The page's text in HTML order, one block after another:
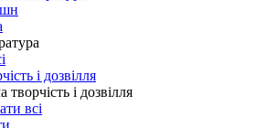
і дозвілля
творчість і дозвілля
всі